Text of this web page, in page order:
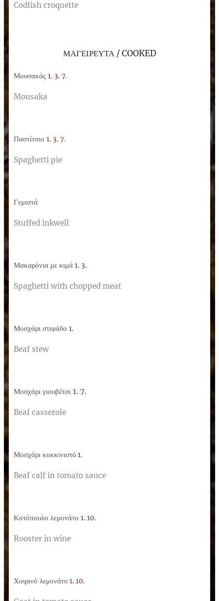
Codfish croquette
ΜΑΓΕΙΡΕΥΤΑ / COOKED
Μουσακάς 1. 3. 7.
Mousaka
Παστίτσιο 1. 3. 7.
Spaghetti pie
Γεμιστά
Stuffed inkwell
Μακαρόνια με κιμά 1. 3.
Spaghetti with chopped meat
Μοσχάρι στιφάδο 1.
Beaf stew
Μοσχάρι γιουβέτσι 1. 7.
Beaf casserole
Μοσχάρι κοκκινιστό 1.
Beaf calf in tomato sauce
Κοτόπουλο λεμονάτο 1. 10.
Rooster in wine
Χοιρινό λεμονάτο 1. 10.